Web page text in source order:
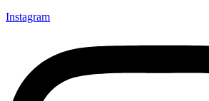
Instagram